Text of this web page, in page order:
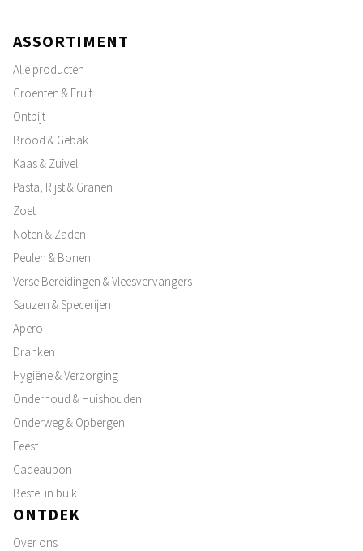
ASSORTIMENT
Alle producten
Groenten & Fruit
Ontbijt
Brood & Gebak
Kaas & Zuivel
Pasta, Rijst & Granen
Zoet
Noten & Zaden
Peulen & Bonen
Verse Bereidingen & Vleesvervangers
Sauzen & Specerijen
Apero
Dranken
Hygiëne & Verzorging
Onderhoud & Huishouden
Onderweg & Opbergen
Feest
Cadeaubon
Bestel in bulk
ONTDEK
Over ons